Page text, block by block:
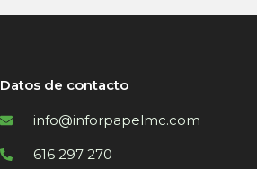
Datos de contacto
info@inforpapelmc.com
616 297 270